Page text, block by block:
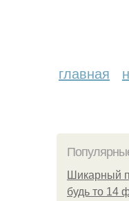
главная
Шикарный
будь то 14